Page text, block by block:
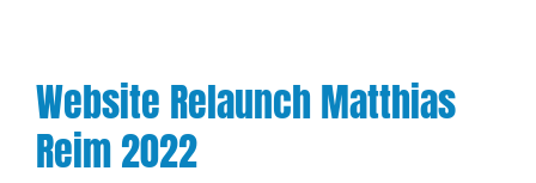
Website Relaunch Matthias
Reim 2022